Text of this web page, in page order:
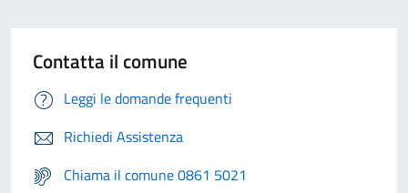
Contatta il comune
Leggi le domande frequenti
Richiedi Assistenza
Chiama il comune 0861 5021